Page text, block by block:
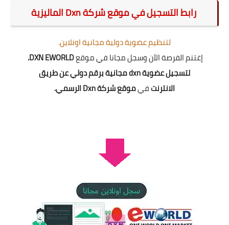
رابط التسجيل في موقع شركة Dxn الماليزية
لتنظيم عضوية دولية مجانية اونلاين.
إغتنم الفرصة الآن وسجل مجانا في موقعDXN EWORLD.
لتسجيل عضوية dxn مجانية برقم دولي عن طريق
الانترنتفيموقع شركة Dxn الرسمي.